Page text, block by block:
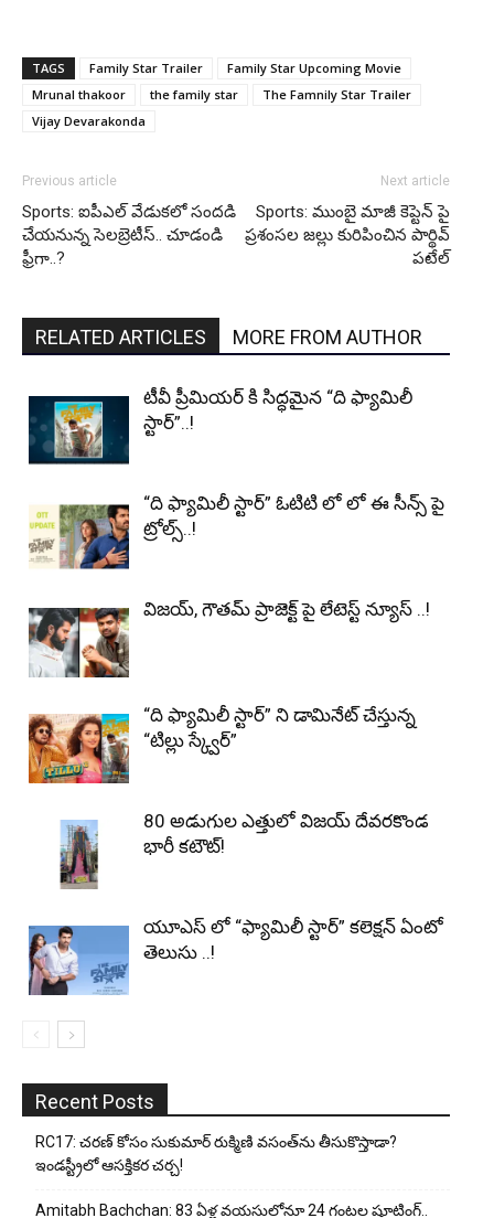
TAGS Family Star Trailer
Family Star Upcoming Movie
Mrunal thakoor
the family star
The Famnily Star Trailer
Vijay Devarakonda
Previous article
Sports: ఐపీఎల్ వేడుకలో సందడి
చేయనున్న సెలబ్రెటీస్.. చూడండి
ఫ్రీగా..?
Next article
Sports: ముంబై మాజీ కెప్టెన్ పై
ప్రశంసల జల్లు కురిపించిన పార్థివ్
పటేల్
RELATED ARTICLES MORE FROM AUTHOR
టీవీ ప్రీమియర్ కి సిద్ధమైన “ది ఫ్యామిలీ
స్టార్”..!
“ది ఫ్యామిలీ స్టార్” ఓటిటి లో లో ఈ సీన్స్ పై
ట్రోల్స్..!
విజయ్, గౌతమ్ ప్రాజెక్ట్ పై లేటెస్ట్ న్యూస్ ..!
“ది ఫ్యామిలీ స్టార్” ని డామినేట్ చేస్తున్న
“టిల్లు స్క్వేర్”
80 అడుగుల ఎత్తులో విజయ్ దేవరకొండ
భారీ కటౌట్!
యూఎస్ లో “ఫ్యామిలీ స్టార్” కలెక్షన్ ఏంటో
తెలుసు ..!
Recent Posts
RC17: చరణ్ కోసం సుకుమార్ రుక్మిణి వసంత్‌ను తీసుకొస్తాడా?
ఇండస్ట్రీలో ఆసక్తికర చర్చ!
Amitabh Bachchan: 83 ఏళ్ల వయసులోనూ 24 గంటల షూటింగ్..